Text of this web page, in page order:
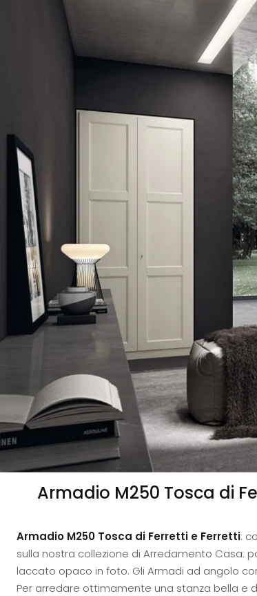
Armadio M250 Tosca di
Armadio M250 Tosca di Ferretti e Ferretti:
sulla nostra collezione di Arredamento Casa:
laccato opaco in foto. Gli Armadi ad angolo
Per arredare ottimamente una stanza bella e